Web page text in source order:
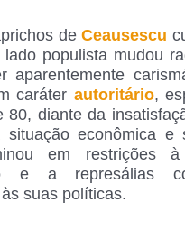
deCeausescu
populista mudou
aparentemente
caráter autoritário,
80, diante da
situação econômica e
em restrições
e a represálias
suas políticas.